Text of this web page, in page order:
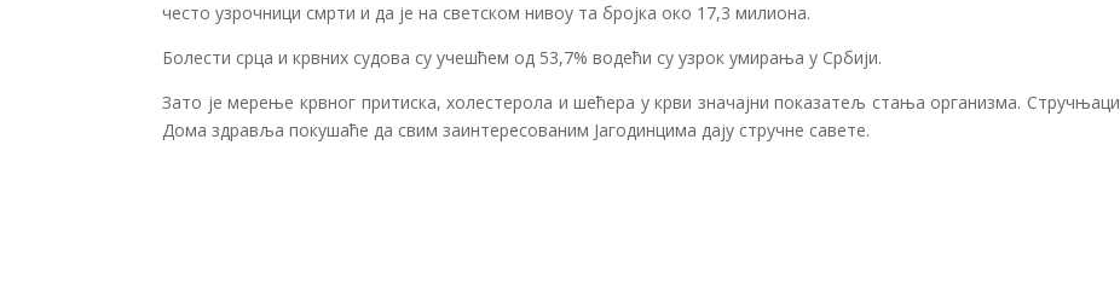
често узрочници смрти и да је на светском нивоу та бројка око 17,3 милиона.
Болести срца и крвних судова су учешћем од 53,7% водећи су узрок умирања у Србији.
Зато је мерење крвног притиска, холестерола и шећера у крви значајни показатељ стања организма. Стручњаци
Дома здравља покушаће да свим заинтересованим Јагодинцима дају стручне савете.